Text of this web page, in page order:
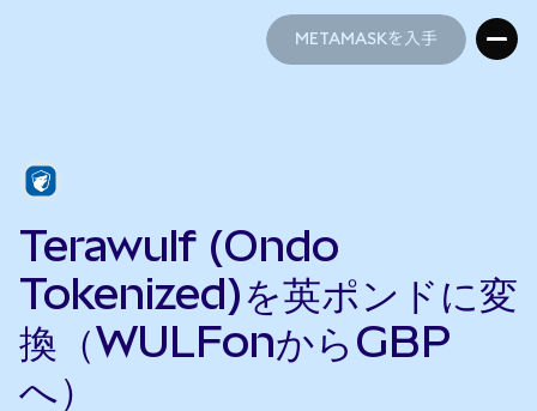
METAMASKを入手
Terawulf (Ondo
Tokenized)を英ポンドに変
換（WULFonからGBP
へ）